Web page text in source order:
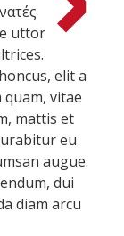
uttor
elit a
vitae
mattis et
eu
augue.
dui
diam arcu